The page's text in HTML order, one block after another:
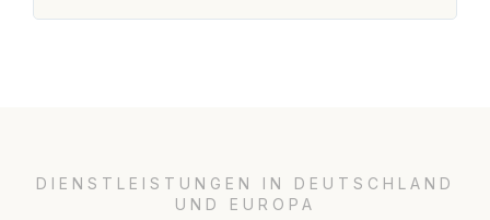
DIENSTLEISTUNGEN IN DEUTSCHLAND
UND EUROPA